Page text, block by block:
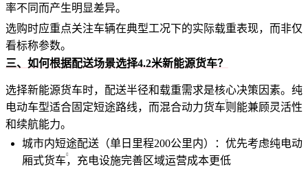
率不同而产生明显差异。
选购时应重点关注车辆在典型工况下的实际载重表现，而非仅
看标称参数。
三、如何根据配送场景选择4.2米新能源货车？
选择新能源货车时，配送半径和载重需求是核心决策因素。纯
电动车型适合固定短途路线，而混合动力货车则能兼顾灵活性
和续航能力。
城市内短途配送（单日里程200公里内）：优先考虑纯电动
厢式货车，充电设施完善区域运营成本更低